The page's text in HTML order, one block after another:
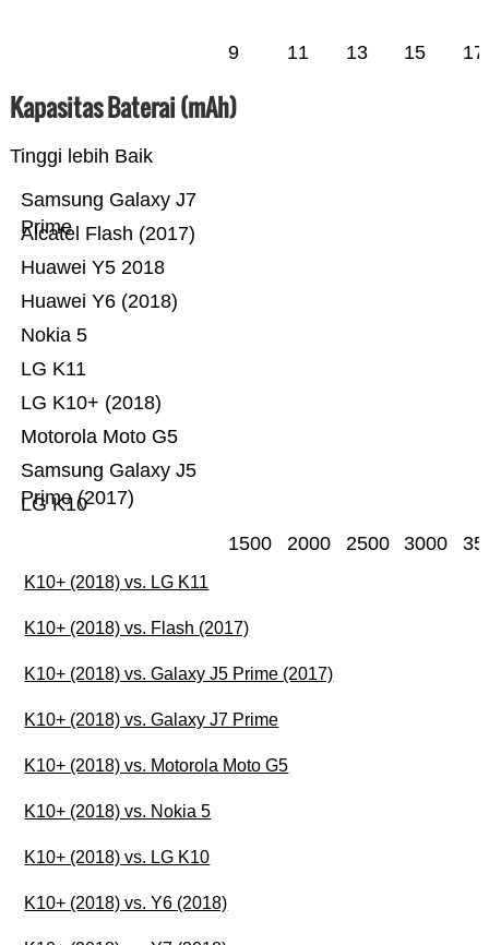
9 11 13 15 17
Kapasitas Baterai (mAh)
Tinggi lebih Baik
LG K10
Samsung Galaxy J5
Prime (2017)
Motorola Moto G5
LG K10+ (2018)
LG K11
Nokia 5
Huawei Y6 (2018)
Huawei Y5 2018
Alcatel Flash (2017)
Samsung Galaxy J7
Prime
1500 2000 2500 3000
K10+ (2018) vs. LG K11
K10+ (2018) vs. Flash (2017)
K10+ (2018) vs. Galaxy J5 Prime (2017)
K10+ (2018) vs. Galaxy J7 Prime
K10+ (2018) vs. Motorola Moto G5
K10+ (2018) vs. Nokia 5
K10+ (2018) vs. LG K10
K10+ (2018) vs. Y6 (2018)